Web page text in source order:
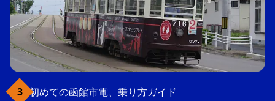
初めての函館市電、乗り方ガイド